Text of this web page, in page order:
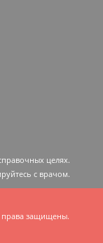
целях.
c врачом.
права защищены.